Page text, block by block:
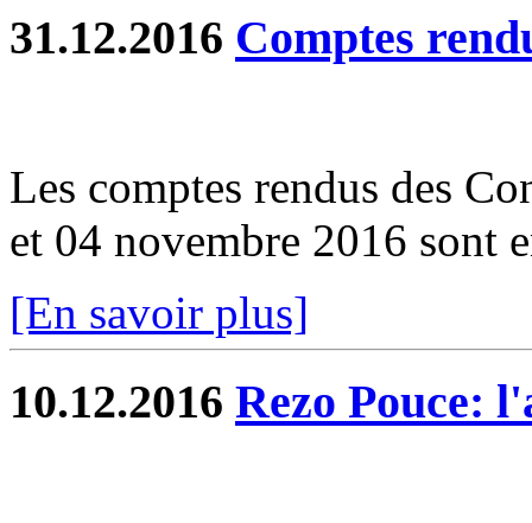
31.12.2016 Comptes
Les comptes rendus des
et 04 novembre 2016 sont
[En savoir plus]
10.12.2016 Rezo Pouce: